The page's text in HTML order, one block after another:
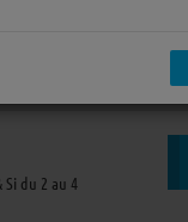
du 2 au 4